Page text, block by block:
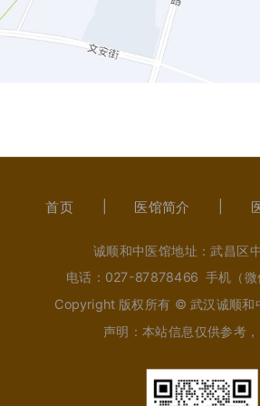
首页 医馆简介
诚顺和中医馆地址：武昌区
电话：027-87878466 手机
Copyright 版权所有 © 武汉诚顺
声明：本站信息仅供参考